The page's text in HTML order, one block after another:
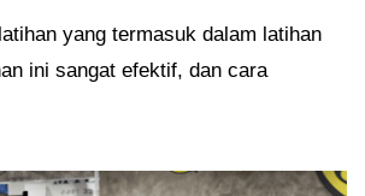
yang termasuk dalam latihan
ini sangat efektif, dan cara